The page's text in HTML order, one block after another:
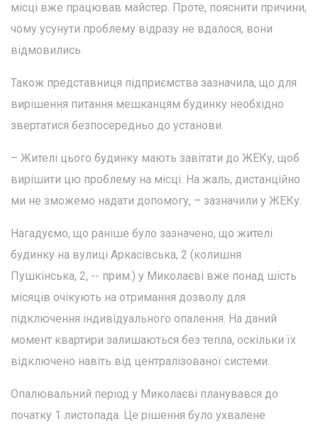
місці вже працював майстер. Проте, пояснити причини,
чому усунути проблему відразу не вдалося, вони
відмовились.
Також представниця підприємства зазначила, що для
вирішення питання мешканцям будинку необхідно
звертатися безпосередньо до установи.
– Жителі цього будинку мають завітати до ЖЕКу, щоб
вирішити цю проблему на місці. На жаль, дистанційно
ми не зможемо надати допомогу, – зазначили у ЖЕКу.
Нагадуємо, що раніше було зазначено, що жителі
будинку на вулиці Аркасівська, 2 (колишня
Пушкінська, 2, -- прим.) у Миколаєві вже понад шість
місяців очікують на отримання дозволу для
підключення індивідуального опалення. На даний
момент квартири залишаються без тепла, оскільки їх
відключено навіть від централізованої системи.
Опалювальний період у Миколаєві планувався до
початку 1 листопада. Це рішення було ухвалене